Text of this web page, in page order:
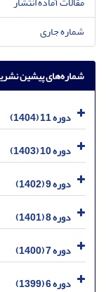
شماره جاری
شماره‌های پیشین
دوره 11 (1404)
دوره 10 (1403)
دوره 9 (1402)
دوره 8 (1401)
دوره 7 (1400)
دوره 6 (1399)